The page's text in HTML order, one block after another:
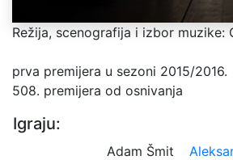
Režija, scenografija i izbor muzike:
prva premijera u sezoni 2015/2016.
508. premijera od osnivanja
Igraju:
Adam Šmit